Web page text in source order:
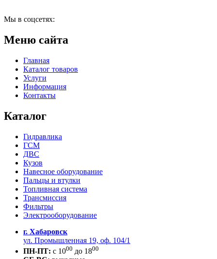
Мы в соцсетях:
Меню сайта
Главная
Каталог товаров
Услуги
Информация
Контакты
Каталог
Гидравлика
ГСМ
ДВС
Кузов
Навесное оборудование
Пальцы и втулки
Топливная система
Трансмиссия
Фильтры
Электрооборудование
г. Хабаровск
ул. Промышленная 19, оф. 104/1
ПН-ПТ: c 1000 до 1800